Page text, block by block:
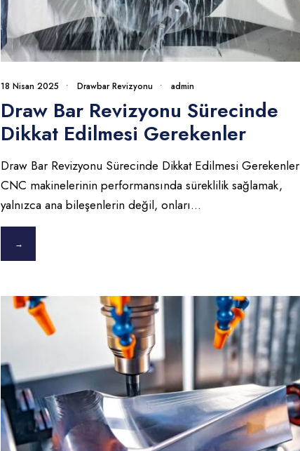
18 Nisan 2025 • Drawbar Revizyonu • admin
Draw Bar Revizyonu Sürecinde
Dikkat Edilmesi Gerekenler
Draw Bar Revizyonu Sürecinde Dikkat Edilmesi Gerekenler
CNC makinelerinin performansında süreklilik sağlamak,
yalnızca ana bileşenlerin değil, onları...
→